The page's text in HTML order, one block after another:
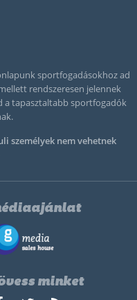
sportfogadásokhoz ad
rendszeresen jelennek
a tapasztaltabb sportfogadók
személyek nem vehetnek
minket